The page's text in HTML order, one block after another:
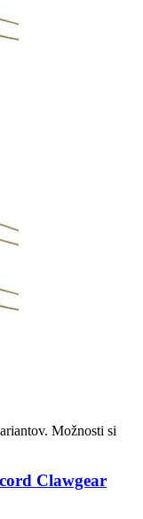
Možnosti si
Clawgear